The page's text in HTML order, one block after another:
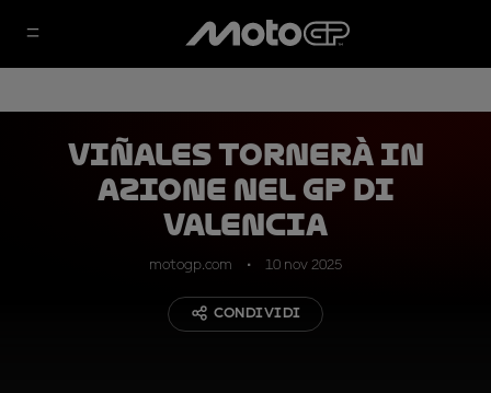
Viñales tornerà in
azione nel GP di
Valencia
motogp.com 10 nov 2025
CONDIVIDI